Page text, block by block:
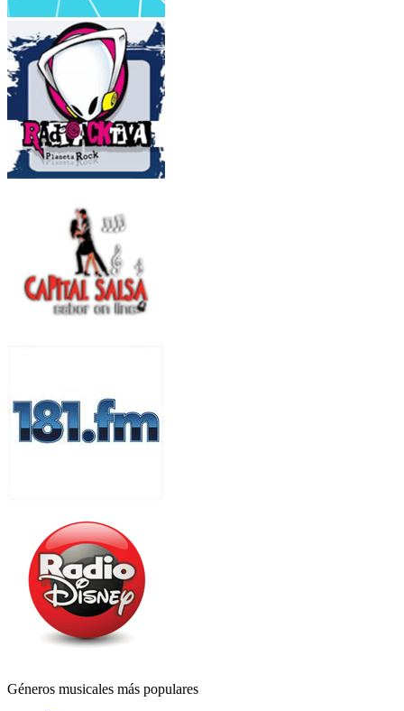
Géneros musicales más populares